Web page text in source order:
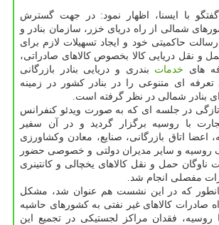
با ایسنا، اظهار نمود: در جهت گسترش
شمالی از راه دریای خزر، سازمان بنادر و
حاکمیتی خود و ایجاد تسهیلات لازم برای
و نقل دریایی کالا بخصوص کالاهای صادراتی،
های خدمات بندری و دریایی بنادر بازرگانی
ای متنوعی را در بنادر کشور در زمینه
بنادر شمالی در نظر گرفته است.
در جلسه ای که به صورت ویدئو کنفرانس
با روسیه برگزار گردید و در آن سفیر
اعضا اتاق بازرگانی، صنایع، معادن وکشاورزی
روسیه و سایر مدیران دولتی و خصوصی حضور
ناوگان حمل و نقل کالاهای یخچالی و کانتینری
مفصلی انجام شد.
که در این نشست هم عنوان شد، مشکل
صادرات کالاهای غیر نفتی به کشورهای حاشیه
فقدان مراکز لجستیکی در تجمیع این